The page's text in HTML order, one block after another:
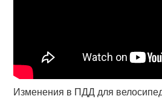
Изменения в ПДД для